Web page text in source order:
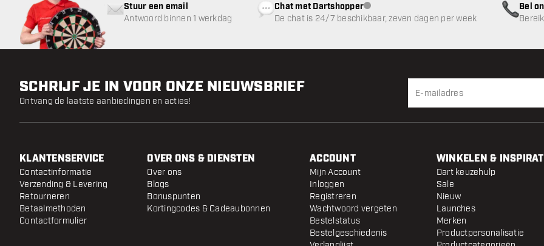
Stuur een email
Antwoord binnen 1 werkdag
Chat met Dartshopperklantenservice niet beschikbaar
De chat is 24/7 beschikbaar, zeven dagen per week
Bel
SCHRIJF JE IN VOOR ONZE NIEUWSBRIEF
Ontvang de laatste aanbiedingen en acties!
KLANTENSERVICE
Contactinformatie
Verzending & Levering
Retourneren
Betaalmethoden
Contactformulier
OVER ONS & DIENSTEN
Over ons
Blogs
Bonuspunten
Kortingcodes & Cadeaubonnen
ACCOUNT
Mijn Account
Inloggen
Registreren
Wachtwoord vergeten
Bestelstatus
Bestelgeschiedenis
WINKELEN &
Dart keuzehulp
Sale
Nieuw
Launches
Merken
Productpersonalisatie